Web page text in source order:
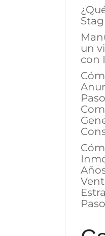
un
con
Paso